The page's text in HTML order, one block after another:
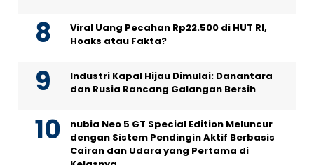
Viral Uang Pecahan Rp22.500 di HUT RI,
Hoaks atau Fakta?
Industri Kapal Hijau Dimulai: Danantara
dan Rusia Rancang Galangan Bersih
nubia Neo 5 GT Special Edition Meluncur
dengan Sistem Pendingin Aktif Berbasis
Cairan dan Udara yang Pertama di